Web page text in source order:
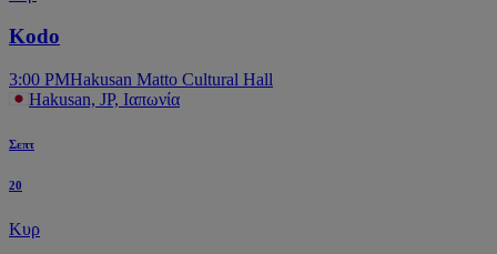
Kodo
3:00 PMHakusan Matto Cultural Hall
Hakusan, JP, Ιαπωνία
Σεπτ
20
Κυρ